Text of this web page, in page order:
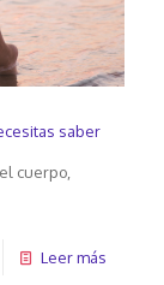
saber
cuerpo,
Leer más